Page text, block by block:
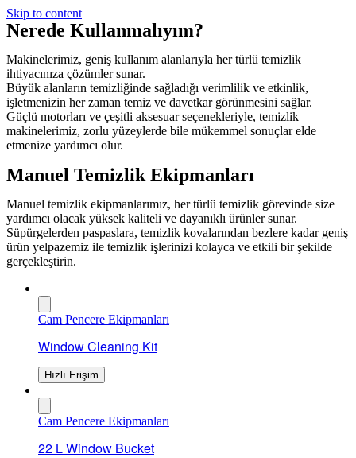
Skip to content
Nerede Kullanmalıyım?
Makinelerimiz, geniş kullanım alanlarıyla her türlü temizlik
ihtiyacınıza çözümler sunar.
Büyük alanların temizliğinde sağladığı verimlilik ve etkinlik,
işletmenizin her zaman temiz ve davetkar görünmesini sağlar.
Güçlü motorları ve çeşitli aksesuar seçenekleriyle, temizlik
makinelerimiz, zorlu yüzeylerde bile mükemmel sonuçlar elde
etmenize yardımcı olur.
Manuel Temizlik Ekipmanları
Manuel temizlik ekipmanlarımız, her türlü temizlik görevinde size
yardımcı olacak yüksek kaliteli ve dayanıklı ürünler sunar.
Süpürgelerden paspaslara, temizlik kovalarından bezlere kadar geniş
ürün yelpazemiz ile temizlik işlerinizi kolayca ve etkili bir şekilde
gerçekleştirin.
Cam Pencere Ekipmanları
Window Cleaning Kit
Hızlı Erişim
Cam Pencere Ekipmanları
22 L Window Bucket